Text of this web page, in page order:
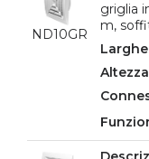
ND10GR
griglia
m,